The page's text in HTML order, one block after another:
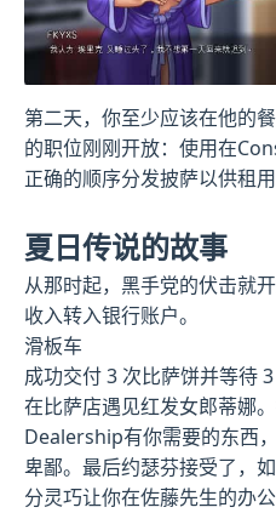
第二天，你至少应该在他的
的职位刚刚开放：使用在
正确的顺序分发披萨以供租用
夏日传说的故事
从那时起，黑手党的伏击就
收入转入银行账户。
滑板车
成功交付 3 次比萨饼并等待 3
在比萨店遇见红发女郎蒂娜
Dealership有你需要的东西
卑鄙。最后约瑟芬接受了，
分灵巧让你在佐藤先生的办